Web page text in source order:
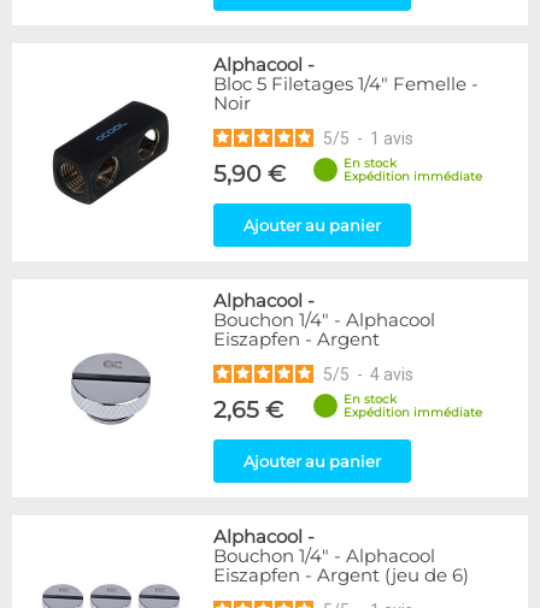
236
Couleur
Or
2
1
280
Raccord en Y
5
24
53
120
44
Alphacool -
Bloc 5 Filetages 1/4" Femelle -
Noir
5/5 - 1 avis
5,90 €
En stock
Expédition immédiate
Ajouter au panier
Alphacool -
Bouchon 1/4" - Alphacool
Eiszapfen - Argent
5/5 - 4 avis
2,65 €
En stock
Expédition immédiate
Ajouter au panier
Alphacool -
Bouchon 1/4" - Alphacool
Eiszapfen - Argent (jeu de 6)